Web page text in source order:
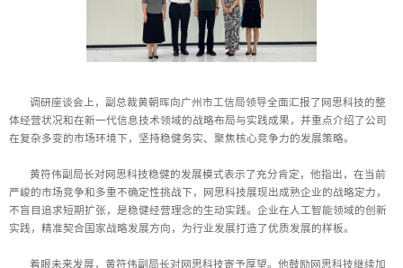
调研座谈会上，副总裁黄朝晖向广州市工信局领导全面汇报了网思科技的整
体经营状况和在新一代信息技术领域的战略布局与实践成果，并重点介绍了公司
在复杂多变的市场环境下，坚持稳健务实、聚焦核心竞争力的发展策略。
黄符伟副局长对网思科技稳健的发展模式表示了充分肯定，他指出，在当前
严峻的市场竞争和多重不确定性挑战下，网思科技展现出成熟企业的战略定力，
不盲目追求短期扩张，是稳健经营理念的生动实践。企业在人工智能领域的创新
实践，精准契合国家战略发展方向，为行业发展打造了优质发展的样板。
着眼未来发展，黄符伟副局长对网思科技寄予厚望。他鼓励网思科技继续加